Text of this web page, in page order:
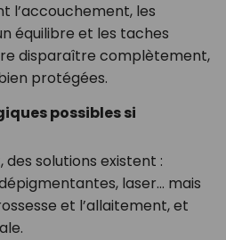
l’accouchement, les
équilibre et les taches
disparaître complètement,
protégées.
possibles si
solutions existent :
laser… mais
et l’allaitement, et